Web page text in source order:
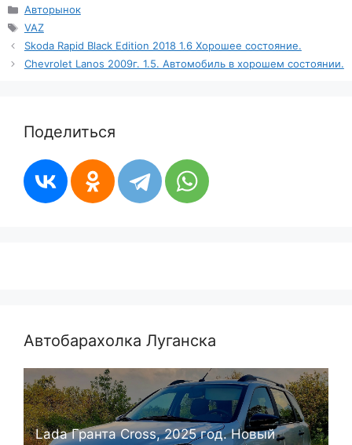
Рубрики
Авторынок
Метки
VAZ
Skoda Rapid Black Edition 2018 1.6 Хорошее состояние.
Chevrolet Lanos 2009г. 1.5. Автомобиль в хорошем состоянии.
Поделиться
Автобарахолка Луганска
Lada Гранта Cross, 2025 год. Новый